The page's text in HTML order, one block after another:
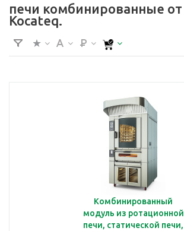
печи комбинированные от
Kocateq.
Комбинированный
модуль из ротационной
печи, статической печи,